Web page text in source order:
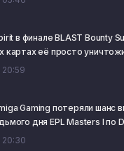
в финале BLAST Bounty
картах её просто
20:59
Gaming потеряли шанс
дня EPL Masters I по
20:30